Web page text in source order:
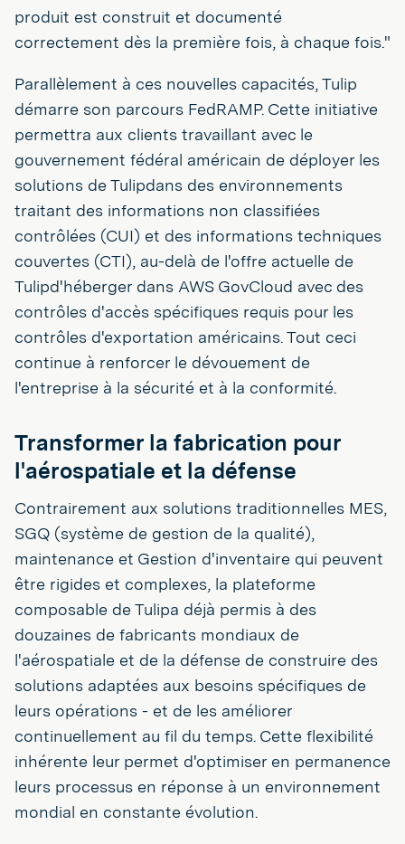
produit est construit et documenté
correctement dès la première fois, à chaque fois."
Parallèlement à ces nouvelles capacités, Tulip
démarre son parcours FedRAMP. Cette initiative
permettra aux clients travaillant avec le
gouvernement fédéral américain de déployer les
solutions de Tulipdans des environnements
traitant des informations non classifiées
contrôlées (CUI) et des informations techniques
couvertes (CTI), au-delà de l'offre actuelle de
Tulipd'héberger dans AWS GovCloud avec des
contrôles d'accès spécifiques requis pour les
contrôles d'exportation américains. Tout ceci
continue à renforcer le dévouement de
l'entreprise à la sécurité et à la conformité.
Transformer la fabrication pour
l'aérospatiale et la défense
Contrairement aux solutions traditionnelles MES,
SGQ (système de gestion de la qualité),
maintenance et Gestion d'inventaire qui peuvent
être rigides et complexes, la plateforme
composable de Tulipa déjà permis à des
douzaines de fabricants mondiaux de
l'aérospatiale et de la défense de construire des
solutions adaptées aux besoins spécifiques de
leurs opérations - et de les améliorer
continuellement au fil du temps. Cette flexibilité
inhérente leur permet d'optimiser en permanence
leurs processus en réponse à un environnement
mondial en constante évolution.